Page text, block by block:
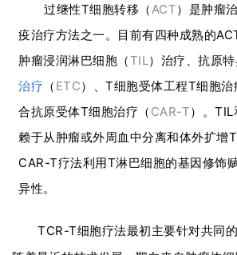
过继性T细胞转移（ACT）是肿瘤
疫治疗方法之一。目前有四种成熟的
肿瘤浸润淋巴细胞（TIL）治疗、抗原
治疗 （ ETC）、T细胞受体工程T细胞治
合抗原受体T细胞治疗（ CAR-T）。
赖于从肿瘤或外周血中分离和体外扩增
CAR-T疗法利用T淋巴细胞的基因修饰
异性。
TCR-T细胞疗法最初主要针对共同